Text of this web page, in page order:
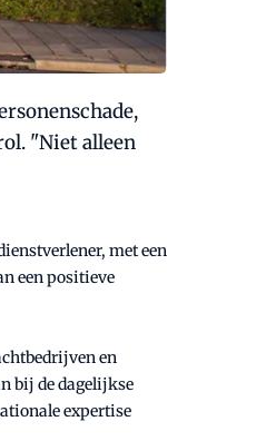
"Niet alleen
met een
een positieve
en
bij de dagelijkse
expertise